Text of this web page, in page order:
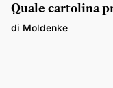
Quale cartolina
di Moldenke